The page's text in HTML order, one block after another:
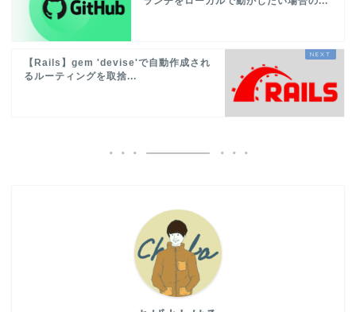
【Rails】gem 'devise'で自動作成され
るルーティングを取捨...